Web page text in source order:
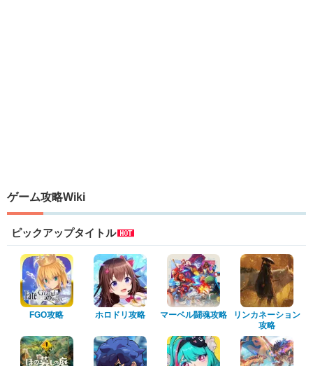
ゲーム攻略Wiki
ピックアップタイトル
FGO攻略 ホロドリ攻略 マーベル闘魂攻略
リンカネーション
攻略